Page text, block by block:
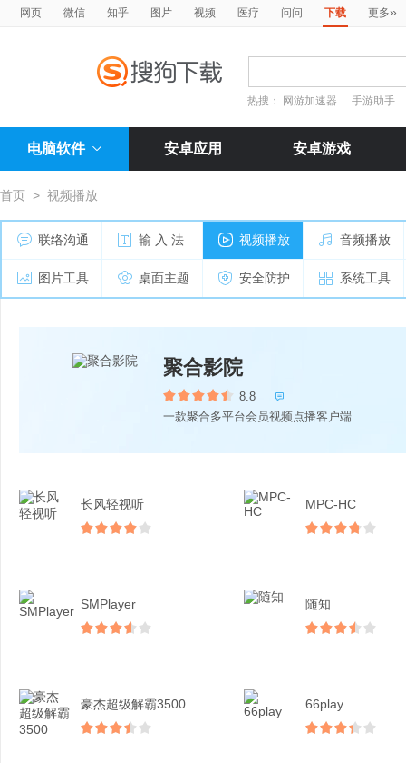
网页 微信 知乎 图片 视频 医疗 问问 下载 更多»
热搜： 网游加速器 手游助手
电脑软件 安卓应用 安卓游戏
首页 > 视频播放
联络沟通 输 入 法 视频播放 音频播放
图片工具 桌面主题 安全防护 系统工具
聚合影院
8.8 
一款聚合多平台会员视频点播客户端
长风轻视听 MPC-HC
SMPlayer 随知
豪杰超级解霸3500 66play